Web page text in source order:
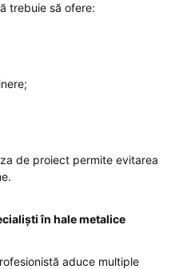
trebuie să ofere:
de proiect permite evitarea
în hale metalice
aduce multiple